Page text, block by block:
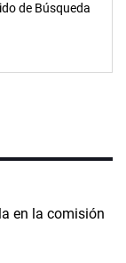
de Búsqueda